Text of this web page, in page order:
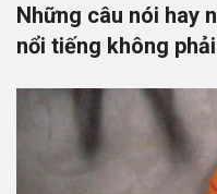
Những câu nói hay
nổi tiếng không